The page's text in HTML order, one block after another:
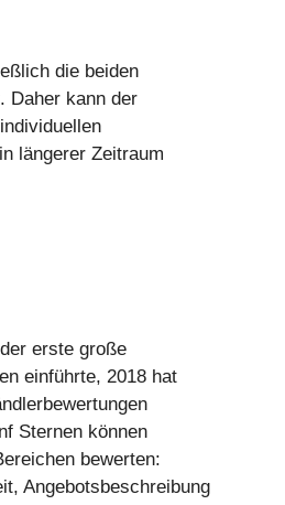
die beiden
Daher kann der
längerer Zeitraum
erste große
einführte, 2018 hat
Sternen können
bewerten:
Angebotsbeschreibung